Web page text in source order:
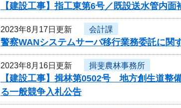
【建設工事】指工東第6号／既設送水管内
2023年8月17日更新 会計課
警察WANシステムサーバ移行業務委託に関
2023年8月16日更新 揖斐農林事務所
【建設工事】揖林第0502号 地方創生道整
る一般競争入札公告